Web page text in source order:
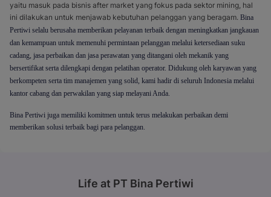
yaitu masuk pada bisnis after market yang fokus pada sektor mining, hal
ini dilakukan untuk menjawab kebutuhan pelanggan yang beragam. Bina
Pertiwi selalu berusaha memberikan pelayanan terbaik dengan meningkatkan jangkauan
dan kemampuan untuk memenuhi permintaan pelanggan melalui ketersediaan suku
cadang, jasa perbaikan dan jasa perawatan yang ditangani oleh mekanik yang
bersertifikat serta dilengkapi dengan pelatihan operator. Didukung oleh karyawan yang
berkompeten serta tim manajemen yang solid, kami hadir di seluruh Indonesia melalui
kantor cabang dan perwakilan yang siap melayani Anda.
Bina Pertiwi juga memiliki komitmen untuk terus melakukan perbaikan demi
memberikan solusi terbaik bagi para pelanggan.
Life at PT Bina Pertiwi